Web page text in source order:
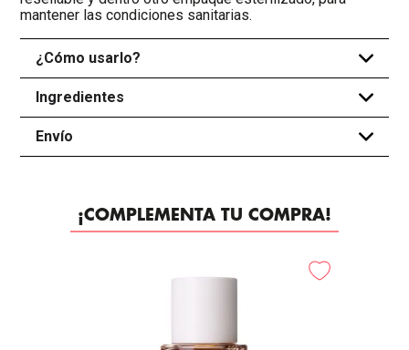
mantener las condiciones sanitarias.
¿Cómo usarlo? +
Ingredientes +
Envío +
¡COMPLEMENTA TU COMPRA!